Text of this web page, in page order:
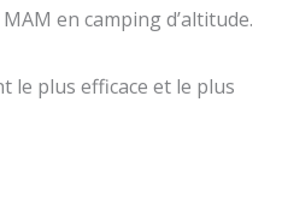
en camping d’altitude.
le plus efficace et le plus